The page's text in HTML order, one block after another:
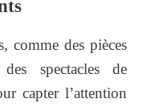
comme des pièces
spectacles de
capter l’attention